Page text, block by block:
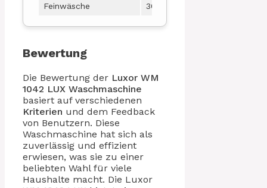
Feinwäsche 30
Bewertung
Die Bewertung der Luxor WM
1042 LUX Waschmaschine
basiert auf verschiedenen
Kriterien und dem Feedback
von Benutzern. Diese
Waschmaschine hat sich als
zuverlässig und effizient
erwiesen, was sie zu einer
beliebten Wahl für viele
Haushalte macht. Die Luxor